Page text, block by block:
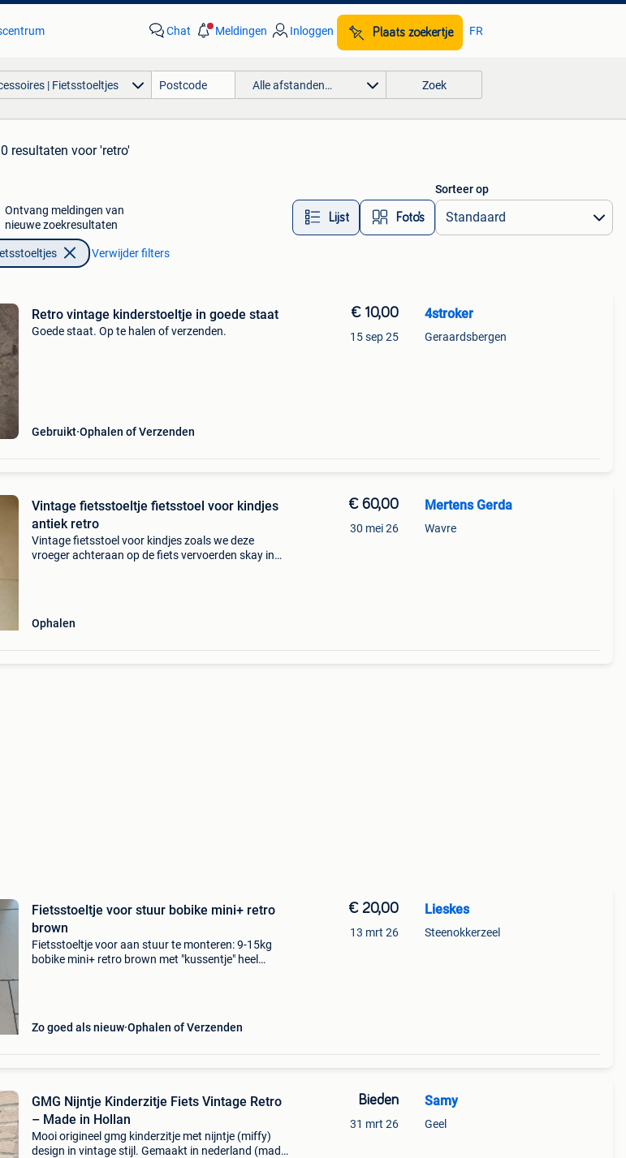
Chat Meldingen Inloggen Plaats zoekertje FR
| Fietsstoeltjes Alle afstanden… Zoek
resultaten voor 'retro'
Ontvang meldingen van
nieuwe zoekresultaten
Lijst Foto’s
Sorteer op
Verwijder filters
Retro vintage kinderstoeltje in goede staat
Goede staat. Op te halen of verzenden.
Gebruikt Ophalen of Verzenden
€ 10,00
15 sep 25
4stroker
Geraardsbergen
Vintage fietsstoeltje fietsstoel voor kindjes
antiek retro
Vintage fietsstoel voor kindjes zoals we deze
vroeger achteraan op de fiets vervoerden skay in
Ophalen
€ 60,00
30 mei 26
Mertens Gerda
Wavre
Fietsstoeltje voor stuur bobike mini+ retro
brown
Fietsstoeltje voor aan stuur te monteren: 9-15kg
bobike mini+ retro brown met "kussentje" heel
Zo goed als nieuw Ophalen of Verzenden
€ 20,00
13 mrt 26
Lieskes
Steenokkerzeel
GMG Nijntje Kinderzitje Fiets Vintage Retro
– Made in Hollan
Mooi origineel gmg kinderzitje met nijntje (miffy)
design in vintage stijl. Gemaakt in nederland (made
Bieden
31 mrt 26
Samy
Geel